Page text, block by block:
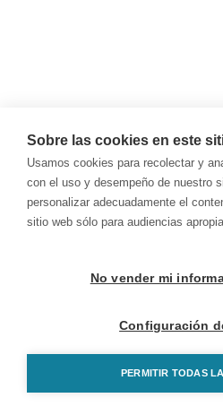
Sobre las cookies en este
Usamos cookies para recolectar y
con el uso y desempeño de nuestro
personalizar adecuadamente el
sitio web sólo para audiencias
No vender mi
Configuración
PERMITIR TODAS